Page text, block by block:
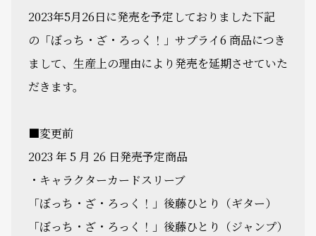
2023年5月26日に発売を予定しておりました下記
の「ぼっち・ざ・ろっく！」サプライ6 商品につき
まして、生産上の理由により発売を延期させていた
だきます。
■変更前
2023 年 5 月 26 日発売予定商品
・キャラクターカードスリーブ
「ぼっち・ざ・ろっく！」後藤ひとり（ギター）
「ぼっち・ざ・ろっく！」後藤ひとり（ジャンプ）